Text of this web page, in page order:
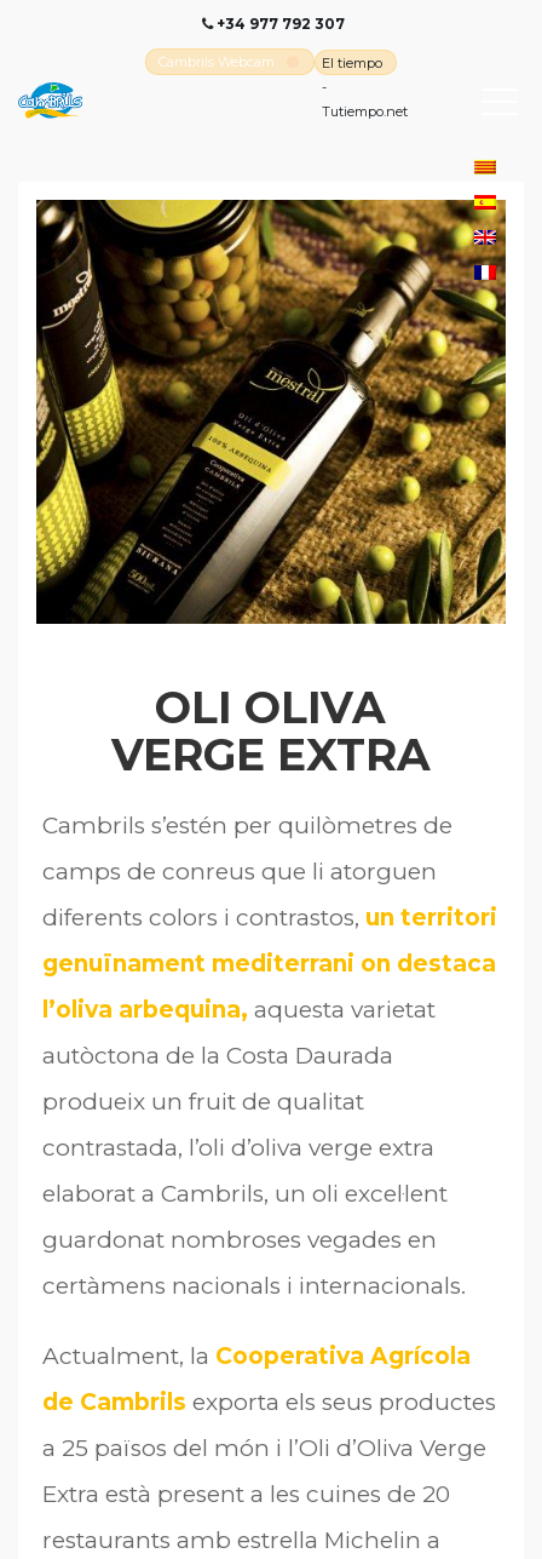
+34 977 792 307
Cambrils Webcam
El tiempo
-
Tutiempo.net
OLI OLIVA
VERGE EXTRA
Cambrils s’estén per quilòmetres de
camps de conreus que li atorguen
diferents colors i contrastos, un territori
genuïnament mediterrani on destaca
l’oliva arbequina, aquesta varietat
autòctona de la Costa Daurada
produeix un fruit de qualitat
contrastada, l’oli d’oliva verge extra
elaborat a Cambrils, un oli excel·lent
guardonat nombroses vegades en
certàmens nacionals i internacionals.
Actualment, la Cooperativa Agrícola
de Cambrils exporta els seus productes
a 25 països del món i l’Oli d’Oliva Verge
Extra està present a les cuines de 20
restaurants amb estrella Michelin a